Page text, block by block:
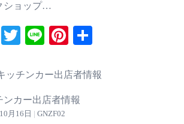
ショップ…
Facebook
TwitterLinePinterest
ンカー出店者情報
月16日 GNZF02